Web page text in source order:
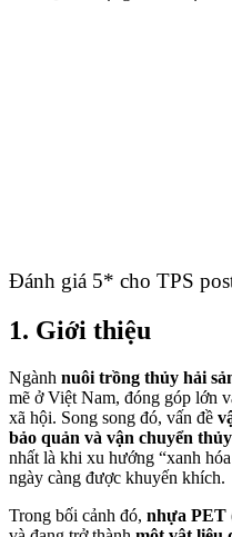
Đánh giá 5* cho TPS
1. Giới thiệu
Ngành nuôi trồng thủy hải
mẽ ở Việt Nam, đóng góp lớn
xã hội. Song song đó, vấn đề
bảo quản và vận chuyển
nhất là khi xu hướng “xanh
ngày càng được khuyến khích.
Trong bối cảnh đó, nhựa PET